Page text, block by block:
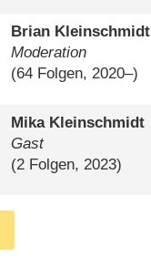
Brian Kleinschmidt
Moderation
(64 Folgen, 2020⁠–⁠)
Mika Kleinschmidt
Gast
(2 Folgen, 2023)